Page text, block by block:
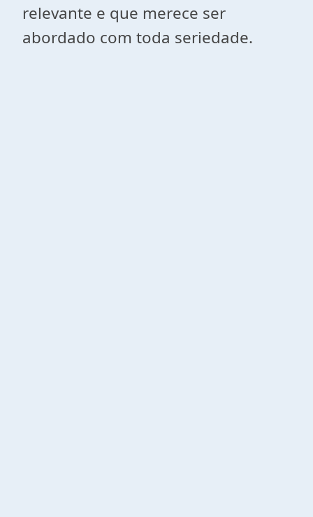
relevante e que merece ser
abordado com toda seriedade.